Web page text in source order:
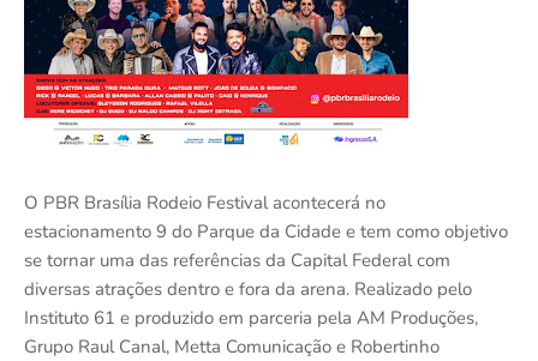
O PBR Brasília Rodeio Festival acontecerá no
estacionamento 9 do Parque da Cidade e tem como objetivo
se tornar uma das referências da Capital Federal com
diversas atrações dentro e fora da arena. Realizado pelo
Instituto 61 e produzido em parceria pela AM Produções,
Grupo Raul Canal, Metta Comunicação e Robertinho